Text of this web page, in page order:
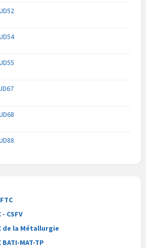
CSFV
de la Métallurgie
MAT-TP